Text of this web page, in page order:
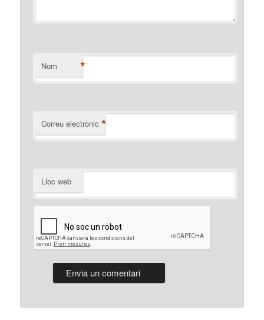
Nom *
Correu electrònic *
Lloc web